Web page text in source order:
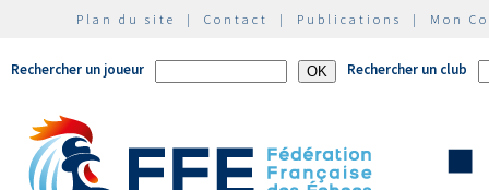
Plan du site | Contact | Publications | Mon
Rechercher un joueur Rechercher un club